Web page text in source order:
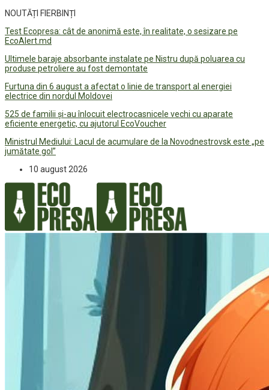
NOUTĂȚI FIERBINȚI
Test Ecopresa: cât de anonimă este, în realitate, o sesizare pe
EcoAlert.md
Ultimele baraje absorbante instalate pe Nistru după poluarea cu
produse petroliere au fost demontate
Furtuna din 6 august a afectat o linie de transport al energiei
electrice din nordul Moldovei
525 de familii și-au înlocuit electrocasnicele vechi cu aparate
eficiente energetic, cu ajutorul EcoVoucher
Ministrul Mediului: Lacul de acumulare de la Novodnestrovsk este „pe
jumătate gol”
10 august 2026